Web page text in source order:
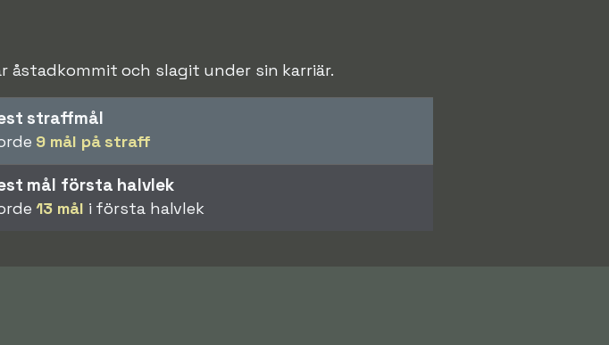
åstadkommit och slagit under sin karriär.
straffmål
9 mål på straff
mål första halvlek
13 mål i första halvlek